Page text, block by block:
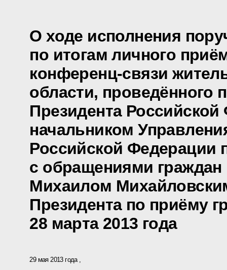
О ходе исполнения
по итогам личного
конференц-связи
области, проведённого
Президента
начальником
Российской Федерации
с обращениями граждан
Михаилом
Президента по приёму
28 марта 2013 года
29 мая 2013 года